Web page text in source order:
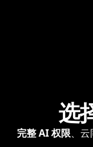
选
完整 AI 权限、云